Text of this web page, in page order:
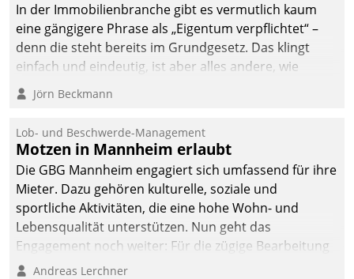
In der Immobilienbranche gibt es vermutlich kaum
eine gängigere Phrase als „Eigentum verpflichtet“ –
denn die steht bereits im Grundgesetz. Das klingt
einfach und eindeutig, ist aber alles andere, wie
Branchenbeschäftigte wissen. Denn mit der
Verantwortung folgen Verpflichtungen.
Jörn Beckmann
Lob- und Beschwerde-Management
Motzen in Mannheim erlaubt
Die GBG Mannheim engagiert sich umfassend für ihre
Mieter. Dazu gehören kulturelle, soziale und
sportliche Aktivitäten, die eine hohe Wohn- und
Lebensqualität unterstützen. Nun geht das
Engagement noch weiter: Für die zügige Bearbeitung
von Beschwerden – oder Lob – richtet das
Andreas Lerchner